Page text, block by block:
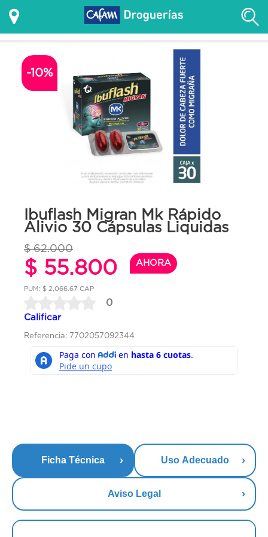
-10%
Ibuflash Migran Mk Rápido
Alivio 30 Cápsulas Liquidas
$ 62.000
$ 55.800 AHORA
PUM: $ 2,066.67 CAP
0
Calificar
Referencia: 7702057092344
Ficha Técnica Uso Adecuado
Aviso Legal